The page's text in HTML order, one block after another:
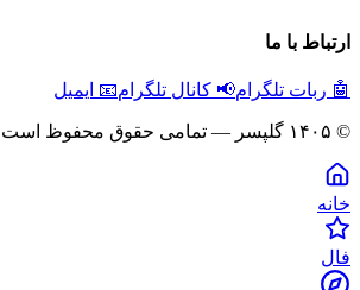
ارتباط با ما
🤖 ربات تلگرام📢 کانال تلگرام📧 ایمیل
© ۱۴۰۵ گلپسر — تمامی حقوق محفوظ است
خانه
فال